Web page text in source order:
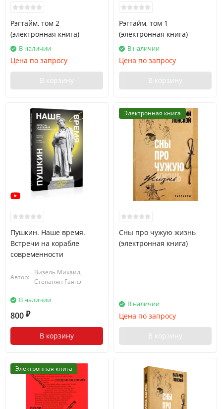
Рэгтайм, том 2
(электронная книга)
В наличии
Цена по запросу
В корзину
Рэгтайм, том 1
(электронная книга)
В наличии
Цена по запросу
В корзину
Пушкин. Наше время.
Встречи на корабле
современности
Автор:
Визель Михаил,
Степанян Гаянэ
В наличии
800 ₽
В корзину
Электронная книга
Сны про чужую жизнь
(электронная книга)
В наличии
Цена по запросу
В корзину
Электронная книга